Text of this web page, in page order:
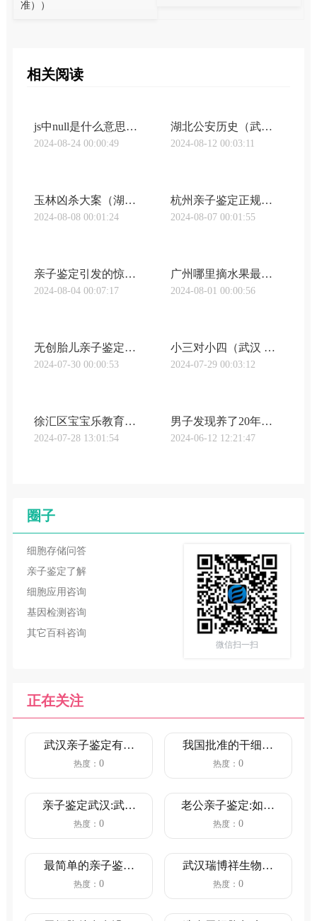
准））
相关阅读
js中null是什么意思（武汉亲子鉴定undefined如何解决 JavaScript 中处理 null 和 undefined 的麻烦事）
2024-08-24 00:00:49
湖北公安历史（武汉咸宁亲子鉴定湖北公安 | 27年在路上的父亲，终于找到儿子）
2024-08-12 00:03:11
玉林凶杀大案（湖北武汉双胞胎做亲子鉴定玉林一男子去世后 两“妻”六子女掀起“遗产争夺战”）
2024-08-08 00:01:24
杭州亲子鉴定正规机构地址电话（武汉武昌区亲子鉴定多少钱杭州亲子鉴定多少钱收费标准（附2023最新亲子鉴定中心价格表））
2024-08-07 00:01:55
亲子鉴定引发的惊天秘密（武汉市亲子鉴定报告范本妻子递来的一张亲子鉴定报告，揭开了我尘封22年的往事！）
2024-08-04 00:07:17
广州哪里摘水果最好（武汉索源亲子鉴定这份广州周边最全摘果地图，必！须！Mark！）
2024-08-01 00:00:56
无创胎儿亲子鉴定流程（武汉无创亲子鉴定无创胎儿亲子鉴定孕妈妈采血过程）
2024-07-30 00:00:53
小三对小四（武汉 司法亲子鉴定离婚、假死、小三小四打擂台…这届创始人有多离谱，亲妈都想不到！）
2024-07-29 00:03:12
徐汇区宝宝乐教育活动中心（武汉同济胎儿亲子鉴定智“汇”育儿看过来，上海徐汇“宝宝屋”预约上线“汇治理”）
2024-07-28 13:01:54
男子发现养了20年孩子不是亲生的电视剧（武汉血液做亲子鉴定养了18年的儿子竟不是亲生！海口一男子向同居女友索赔140多万，结果……）
2024-06-12 12:21:47
圈子
细胞存储问答
亲子鉴定了解
细胞应用咨询
基因检测咨询
其它百科咨询
微信扫一扫
正在关注
武汉亲子鉴定有哪
些医院（多少钱
热度：0
我国批准的干细胞
医院名单，全部都
热度： 0
亲子鉴定武汉:武汉
亲子鉴定中心正规
热度：0
老公亲子鉴定:如果
老公想要做亲子鉴
热度： 0
最简单的亲子鉴定
方法—DNA亲子鉴
热度：0
武汉瑞博祥生物科
技有限公司是做司
热度： 0